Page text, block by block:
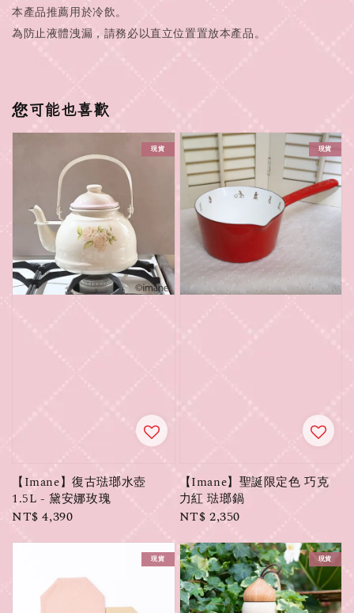
本產品推薦用於冷飲。
為防止液體洩漏，請務必以直立位置置放本產品。
您可能也喜歡
現貨
【Imane】復古琺瑯水壺
1.5L - 黛安娜玫瑰
Regular
NT$ 4,390
現貨
【Imane】聖誕限定色 巧克
力紅 琺瑯鍋
Regular
NT$ 2,350
現貨 現貨